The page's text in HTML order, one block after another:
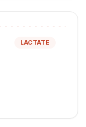
LACTATE